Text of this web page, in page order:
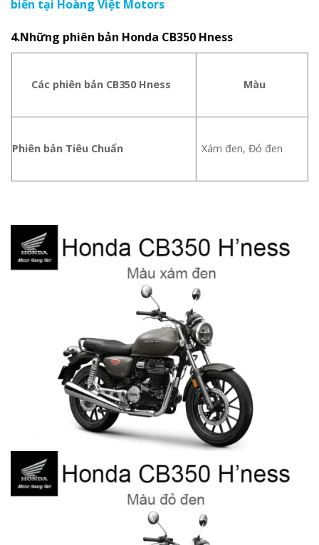
biến tại Hoàng Việt Motors
4.Những phiên bản Honda CB350 Hness
Các phiên bản CB350 Hness Màu
Phiên bản Tiêu Chuẩn Xám đen, Đỏ đen